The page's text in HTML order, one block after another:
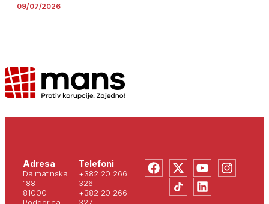
09/07/2026
Adresa
Dalmatinska
188
81000
Telefoni
+382 20 266
326
+382 20 266